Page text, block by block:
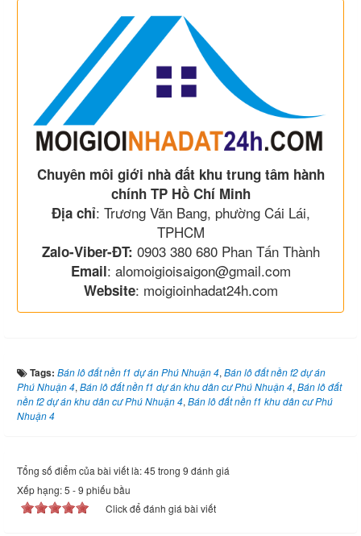
Chuyên môi giới nhà đất khu trung tâm hành
chính TP Hồ Chí Minh
Địa chỉ: Trương Văn Bang, phường Cái Lái,
TPHCM
Zalo-Viber-ĐT: 0903 380 680 Phan Tấn Thành
Email: alomoigioisaigon@gmail.com
Website: moigioinhadat24h.com
Tags: Bán lô đất nền f1 dự án Phú Nhuận 4, Bán lô đất nền f2 dự án
Phú Nhuận 4, Bán lô đất nền f1 dự án khu dân cư Phú Nhuận 4, Bán lô đất
nền f2 dự án khu dân cư Phú Nhuận 4, Bán lô đất nền f1 khu dân cư Phú
Nhuận 4
Tổng số điểm của bài viết là: 45 trong 9 đánh giá
Xếp hạng:5 -9 phiếu bầu
Click để đánh giá bài viết